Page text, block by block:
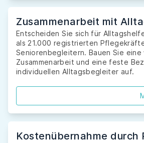
Zusammenarbeit mit
Entscheiden Sie sich für
als 21.000 registrierten
Seniorenbegleitern. Bauen Sie
Zusammenarbeit und eine feste
individuellen Alltagsbegleiter auf.
Kostenübernahme durch